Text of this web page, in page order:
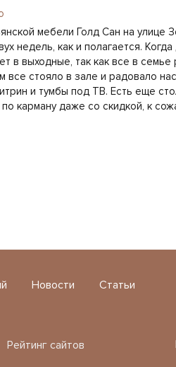
мебели Голд Сан на улице
недель, как и полагается.
в выходные, так как все в семье
все стояло в зале и радовало
и тумбы под ТВ. Есть еще
карману даже со скидкой, к
Новости Статьи
Рейтинг сайтов